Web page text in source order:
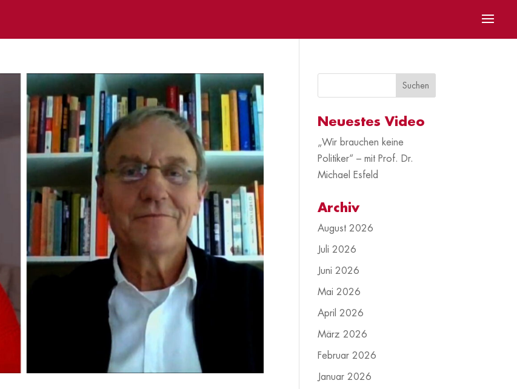
Neuestes Video
„Wir brauchen keine
Politiker“ – mit Prof. Dr.
Michael Esfeld
Archiv
August 2026
Juli 2026
Juni 2026
Mai 2026
April 2026
März 2026
Februar 2026
Januar 2026